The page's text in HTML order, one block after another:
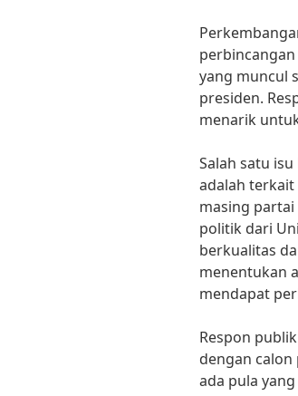
yang muncul
presiden.
menarik
Salah satu
adalah
masing
politik dari
berkualitas
menentukan
mendapat
Respon
dengan
ada pula